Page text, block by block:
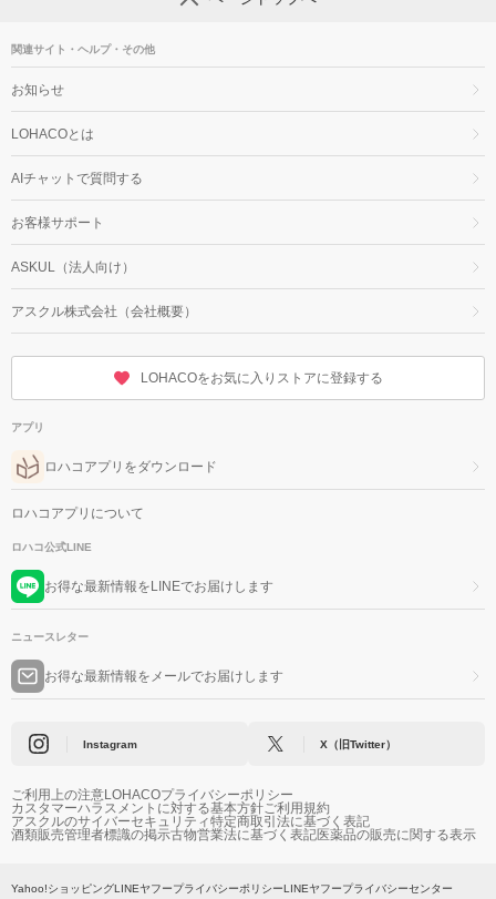
関連サイト・ヘルプ・その他
お知らせ
LOHACOとは
AIチャットで質問する
お客様サポート
ASKUL（法人向け）
アスクル株式会社（会社概要）
LOHACOをお気に入りストアに登録する
アプリ
ロハコアプリをダウンロード
ロハコアプリについて
ロハコ公式LINE
お得な最新情報をLINEでお届けします
ニュースレター
お得な最新情報をメールでお届けします
Instagram X（旧Twitter）
ご利用上の注意LOHACOプライバシーポリシー
カスタマーハラスメントに対する基本方針ご利用規約
アスクルのサイバーセキュリティ特定商取引法に基づく表記
酒類販売管理者標識の掲示古物営業法に基づく表記医薬品の販売に関する表示
Yahoo!ショッピングLINEヤフープライバシーポリシーLINEヤフープライバシーセンター